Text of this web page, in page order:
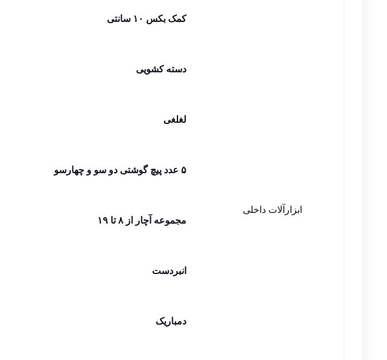
ابزارآلات داخلی
کمک بکس ۱۰ سانتی
دسته کشویی
لغلغی
۵ عدد پیچ گوشتی دو سو و چهارسو
مجموعه آچار از ۸ تا ۱۹
انبردست
دمباریک